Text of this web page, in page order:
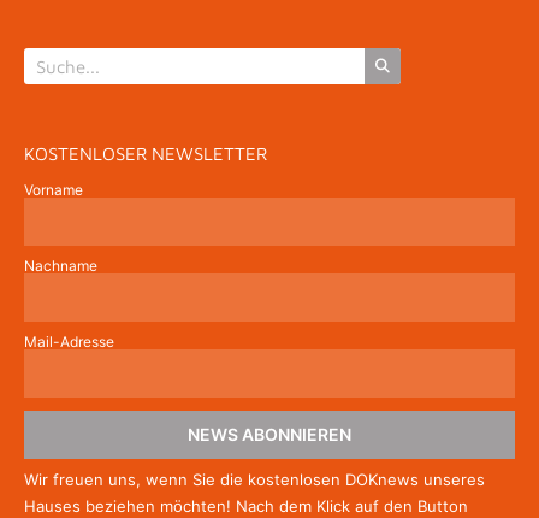
KOSTENLOSER NEWSLETTER
Vorname
Nachname
Mail-Adresse
NEWS ABONNIEREN
Wir freuen uns, wenn Sie die kostenlosen DOKnews unseres
Hauses beziehen möchten! Nach dem Klick auf den Button